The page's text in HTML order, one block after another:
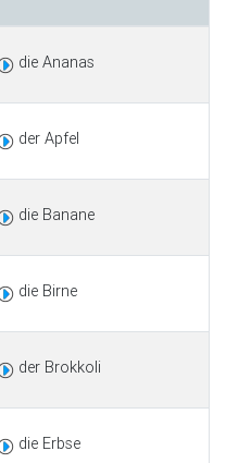
die Ananas
der Apfel
die Banane
die Birne
der Brokkoli
die Erbse